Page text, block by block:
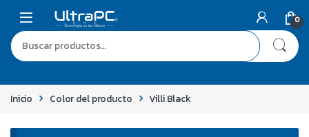
0
Inicio Color del producto Villi Black